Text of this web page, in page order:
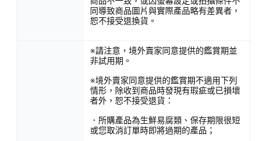
同導致商品圖片與實際產品略有差異者，
恕不接受退換貨。
※請注意，境外賣家同意提供的鑑賞期並
非試用期。
※境外賣家同意提供的鑑賞期不適用下列
情形，除收到商品時發現有瑕疵或已損壞
者外，恕不接受退貨：
．所購產品為生鮮易腐類、保存期限很短
或您取消訂單時即將過期的產品；